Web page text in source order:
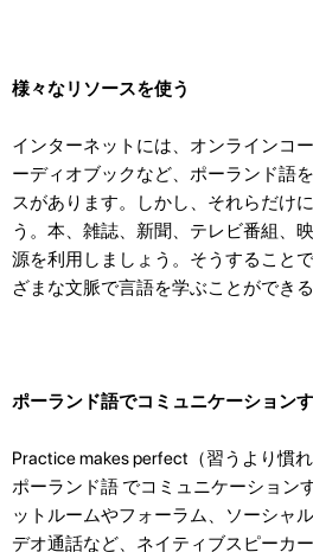
様々なリソースを使う
インターネットには、オンラインコ
ーディオブックなど、ポーランド語
スがあります。しかし、それらだけ
う。本、雑誌、新聞、テレビ番組、
源を利用しましょう。そうすること
ざまな文脈で言語を学ぶことができ
ポーランド語でコミュニケーション
Practice makes perfect（習うより慣
ポーランド語 でコミュニケーション
ットルームやフォーラム、ソーシャ
デオ通話など、ネイティブスピーカ